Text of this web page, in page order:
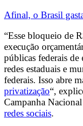
Afinal, o Brasil
“Esse bloqueio de
execução
públicas federais de
redes estaduais e
federais. Isso abre
privatização“,
Campanha
redes sociais.